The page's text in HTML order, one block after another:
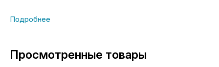
Соединение уголков внутренних с боковыми стенами
Соединение боковой стены с полом (OSB):Саморез
Просмотренные товары